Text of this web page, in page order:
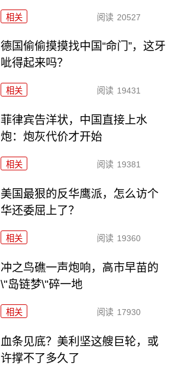
相关 阅读 20527
德国偷偷摸摸找中国“命门”，这牙
呲得起来吗？
相关 阅读 19431
菲律宾告洋状，中国直接上水
炮：炮灰代价才开始
相关 阅读 19381
美国最狠的反华鹰派，怎么访个
华还委屈上了？
相关 阅读 19360
冲之鸟礁一声炮响，高市早苗的
\"岛链梦\"碎一地
相关 阅读 17930
血条见底？美利坚这艘巨轮，或
许撑不了多久了